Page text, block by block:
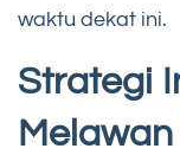
waktu dekat ini.
Strategi